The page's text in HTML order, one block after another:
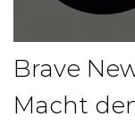
Brave
Macht